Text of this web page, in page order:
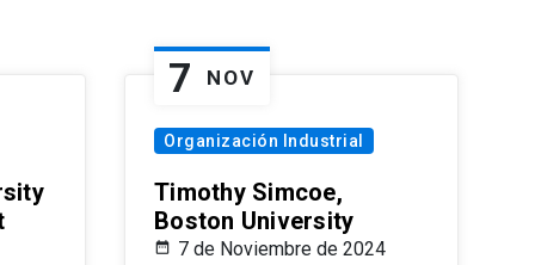
7 NOV
Organización Industrial
Timothy Simcoe,
Boston University
7 de Noviembre de 2024